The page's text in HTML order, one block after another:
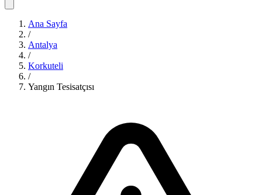
Ana Sayfa
/
Antalya
/
Korkuteli
/
Yangın Tesisatçısı